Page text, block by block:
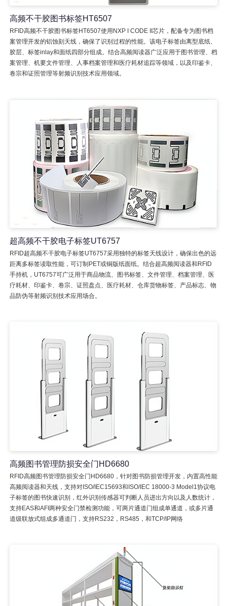
高频不干胶图书标签HT6507
RFID高频不干胶图书标签HT6507使用NXP I CODE II芯片，配备专为图书档
案管理开发的铝蚀刻天线，确保了识别过程的性能。该电子标签由离型底纸、
胶层、标签inlay和面纸四部分组成。结合高频阅读器广泛应用于图书管理、档
案管理、机要文件管理、人事档案管理和医疗耗材追踪等领域，以及印鉴卡、
卷宗和证照管理等射频识别技术应用领域。
超高频不干胶电子标签UT6757
RFID超高频不干胶电子标签UT6757采用独特的标签天线设计，确保出色的远
距离多标签读取性能，可订制PET或铜版纸面纸。结合超高频阅读器和RFID
手持机，UT6757可广泛用于商品物流、图书标签、文件管理、档案管理、医
疗耗材、印鉴卡、卷宗、证照盘点、医疗耗材、仓库货物标签、产品标志、物
品防伪等射频识别技术应用场合。
高频图书管理防损安全门HD6680
RFID高频图书管理防损安全门HD6680，针对图书防损管理开发，内置高性能
高频阅读器和天线，支持对ISO/IEC15693和ISO/IEC 18000-3 Model1协议电
子标签的图书快速识别，红外识别传感器可判断人员进出方向以及人数统计，
支持EAS和AFI两种安全门禁检测功能，可两片通道门组成单通道，或多片通
道级联放式组成多通道门，支持RS232，RS485，和TCP/IP网络